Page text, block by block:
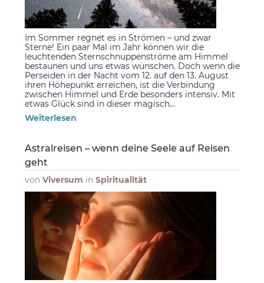
Im Sommer regnet es in Strömen – und zwar
Sterne! Ein paar Mal im Jahr können wir die
leuchtenden Sternschnuppenströme am Himmel
bestaunen und uns etwas wünschen. Doch wenn die
Perseiden in der Nacht vom 12. auf den 13. August
ihren Höhepunkt erreichen, ist die Verbindung
zwischen Himmel und Erde besonders intensiv. Mit
etwas Glück sind in dieser magisch...
Weiterlesen
Astralreisen – wenn deine Seele auf Reisen
geht
von Viversum in Spiritualität